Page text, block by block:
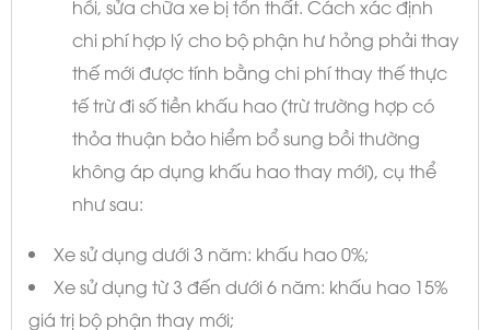
hồi, sửa chữa xe bị tổn thất. Cách xác định
chi phí hợp lý cho bộ phận hư hỏng phải thay
thế mới được tính bằng chi phí thay thế thực
tế trừ đi số tiền khấu hao (trừ trường hợp có
thỏa thuận bảo hiểm bổ sung bồi thường
không áp dụng khấu hao thay mới), cụ thể
như sau:
Xe sử dụng dưới 3 năm: khấu hao 0%;
Xe sử dụng từ 3 đến dưới 6 năm: khấu hao 15%
giá trị bộ phận thay mới;